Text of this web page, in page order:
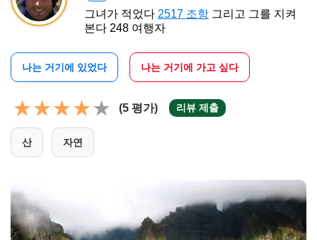
그녀가 적었다 2517 조항 그리고 그를 지켜
본다 248 여행자
나는 거기에 있었다 나는 거기에 가고 싶다
(5 평가) 리뷰 제출
산 자연